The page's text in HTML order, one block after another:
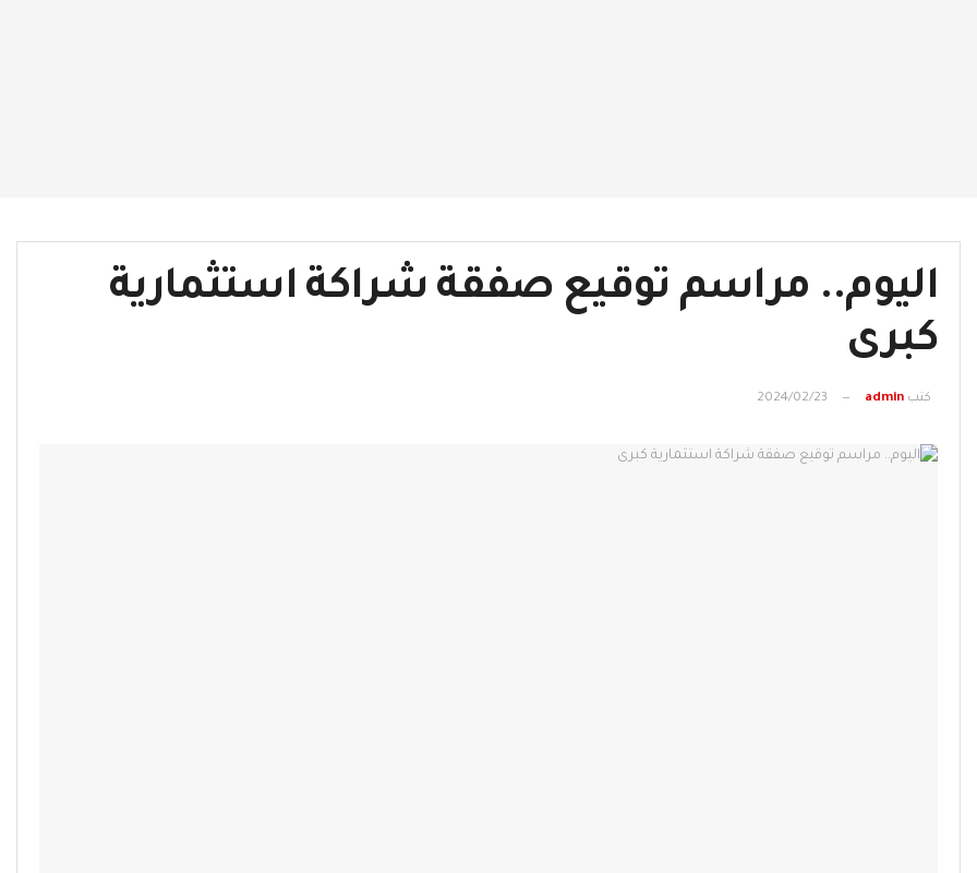
اليوم.. مراسم توقيع صفقة شراكة استثمارية
كبرى
كتب admin
2024/02/23